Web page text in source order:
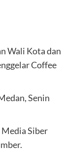
Wali Kota dan
Coffee
Senin
Siber